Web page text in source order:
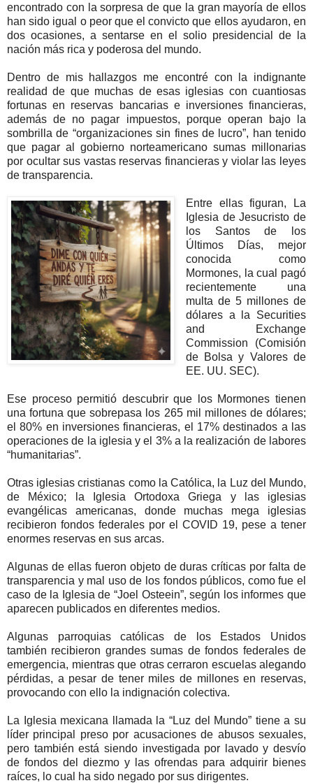
encontrado con la sorpresa de que la gran mayoría de ellos
han sido igual o peor que el convicto que ellos ayudaron, en
dos ocasiones, a sentarse en el solio presidencial de la
nación más rica y poderosa del mundo.
Dentro de mis hallazgos me encontré con la indignante
realidad de que muchas de esas iglesias con cuantiosas
fortunas en reservas bancarias e inversiones financieras,
además de no pagar impuestos, porque operan bajo la
sombrilla de “organizaciones sin fines de lucro”, han tenido
que pagar al gobierno norteamericano sumas millonarias
por ocultar sus vastas reservas financieras y violar las leyes
de transparencia.
Entre ellas figuran, La
Iglesia de Jesucristo de
los Santos de los
Últimos Días, mejor
conocida como
Mormones, la cual pagó
recientemente una
multa de 5 millones de
dólares a la Securities
and Exchange
Commission (Comisión
de Bolsa y Valores de
EE. UU. SEC).
Ese proceso permitió descubrir que los Mormones tienen
una fortuna que sobrepasa los 265 mil millones de dólares;
el 80% en inversiones financieras, el 17% destinados a las
operaciones de la iglesia y el 3% a la realización de labores
“humanitarias”.
Otras iglesias cristianas como la Católica, la Luz del Mundo,
de México; la Iglesia Ortodoxa Griega y las iglesias
evangélicas americanas, donde muchas mega iglesias
recibieron fondos federales por el COVID 19, pese a tener
enormes reservas en sus arcas.
Algunas de ellas fueron objeto de duras críticas por falta de
transparencia y mal uso de los fondos públicos, como fue el
caso de la Iglesia de “Joel Osteein”, según los informes que
aparecen publicados en diferentes medios.
Algunas parroquias católicas de los Estados Unidos
también recibieron grandes sumas de fondos federales de
emergencia, mientras que otras cerraron escuelas alegando
pérdidas, a pesar de tener miles de millones en reservas,
provocando con ello la indignación colectiva.
La Iglesia mexicana llamada la “Luz del Mundo” tiene a su
líder principal preso por acusaciones de abusos sexuales,
pero también está siendo investigada por lavado y desvío
de fondos del diezmo y las ofrendas para adquirir bienes
raíces, lo cual ha sido negado por sus dirigentes.